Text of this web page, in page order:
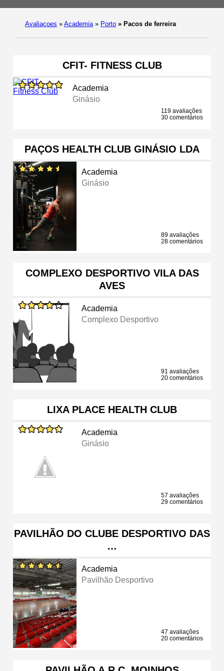
Avaliaçoes » Academia » Porto » Pacos de ferreira
CFIT- FITNESS CLUB
Academia
Ginásio
119 avaliações
30 comentários
PAÇOS HEALTH CLUB GINÁSIO LDA
Academia
Ginásio
89 avaliações
28 comentários
COMPLEXO DESPORTIVO VILA DAS
AVES
Academia
Complexo Desportivo
91 avaliações
20 comentários
LIXA PLACE HEALTH CLUB
Academia
Ginásio
57 avaliações
29 comentários
PAVILHÃO DO CLUBE DESPORTIVO DAS
…
Academia
Pavilhão Desportivo
47 avaliações
20 comentários